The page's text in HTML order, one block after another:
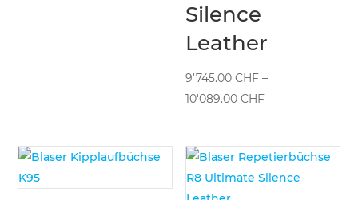
Silence
Leather
9'745.00CHF –
10'089.00CHFPreisspanne:
10'089.00 CHF